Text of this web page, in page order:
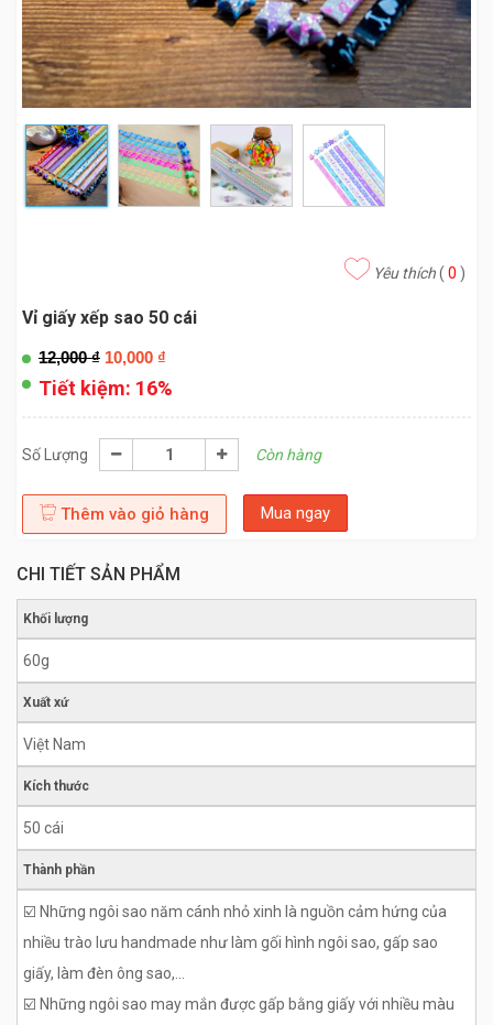
Yêu thích( 0 )
Vỉ giấy xếp sao 50 cái
12,000₫ 10,000 ₫
Tiết kiệm: 16%
Số Lượng Còn hàng
Thêm vào giỏ hàng Mua ngay
CHI TIẾT SẢN PHẨM
Khối lượng
60g
Xuất xứ
Việt Nam
Kích thước
50 cái
Thành phần
☑️ Những ngôi sao năm cánh nhỏ xinh là nguồn cảm hứng của
nhiều trào lưu handmade như làm gối hình ngôi sao, gấp sao
giấy, làm đèn ông sao,…
☑️ Những ngôi sao may mắn được gấp bằng giấy với nhiều màu